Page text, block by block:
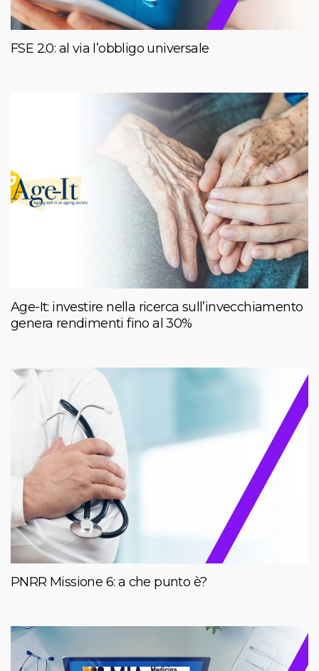
FSE 2.0: al via l’obbligo universale
Age-It: investire nella ricerca sull’invecchiamento
genera rendimenti fino al 30%
PNRR Missione 6: a che punto è?